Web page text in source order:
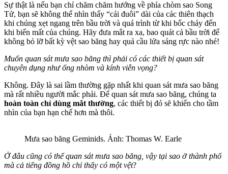
Sự thật là nếu bạn chỉ chăm chăm hướng về phía chòm sao Song
Tử, bạn sẽ không thể nhìn thấy “cái đuôi” dài của các thiên thạch
khi chúng xẹt ngang trên bầu trời và quá trình từ khi bốc cháy đến
khi biến mất của chúng. Hãy đưa mắt ra xa, bao quát cả bầu trời để
không bỏ lỡ bất kỳ vệt sao băng hay quả cầu lửa sáng rực nào nhé!
Muốn quan sát mưa sao băng thì phải có các thiết bị quan sát
chuyên dụng như ống nhòm và kính viễn vọng?
Không. Đây là sai lầm thường gặp nhất khi quan sát mưa sao băng
mà rất nhiều người mắc phải. Để quan sát mưa sao băng, chúng ta
hoàn toàn chỉ dùng mắt thường, các thiết bị đó sẽ khiến cho tầm
nhìn của bạn hạn chế hơn mà thôi.
Mưa sao băng Geminids. Ảnh: Thomas W. Earle
Ở đâu cũng có thể quan sát mưa sao băng, vậy tại sao ở thành phố
mà cả tiếng đồng hồ chỉ thấy có một vệt?